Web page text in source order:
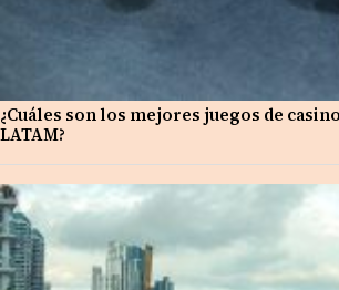
¿Cuáles son los mejores juegos de
LATAM?